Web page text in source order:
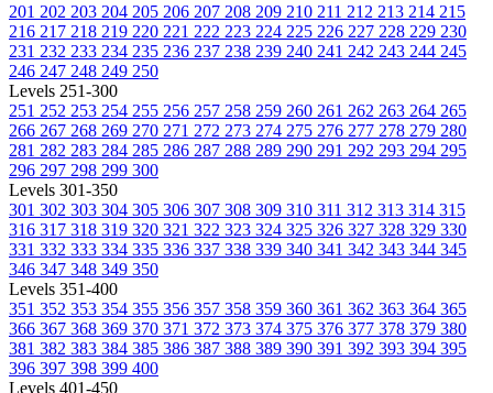
201 202 203 204 205 206 207 208 209 210 211 212 213 214 215
216 217 218 219 220 221 222 223 224 225 226 227 228 229 230
231 232 233 234 235 236 237 238 239 240 241 242 243 244 245
246 247 248 249 250
Levels 251-300
251 252 253 254 255 256 257 258 259 260 261 262 263 264 265
266 267 268 269 270 271 272 273 274 275 276 277 278 279 280
281 282 283 284 285 286 287 288 289 290 291 292 293 294 295
296 297 298 299 300
Levels 301-350
301 302 303 304 305 306 307 308 309 310 311 312 313 314 315
316 317 318 319 320 321 322 323 324 325 326 327 328 329 330
331 332 333 334 335 336 337 338 339 340 341 342 343 344 345
346 347 348 349 350
Levels 351-400
351 352 353 354 355 356 357 358 359 360 361 362 363 364 365
366 367 368 369 370 371 372 373 374 375 376 377 378 379 380
381 382 383 384 385 386 387 388 389 390 391 392 393 394 395
396 397 398 399 400
Levels 401-450